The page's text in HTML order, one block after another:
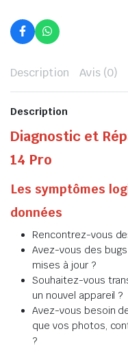
Description Avis (0)
Description
Diagnostic et
14 Pro
Les symptômes
données
Rencontrez-vous
Avez-vous des
mises à jour ?
Souhaitez-vous
un nouvel appareil ?
Avez-vous besoin
que vos photos,
?